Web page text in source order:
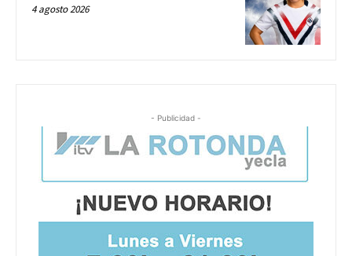
4 agosto 2026
- Publicidad -